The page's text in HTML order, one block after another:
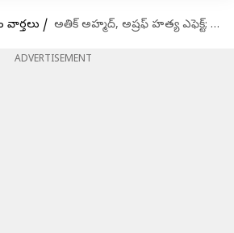
/ అతిక్ అహ్మద్, అష్రఫ్ హత్య ఎఫెక్ట్; ఐదుగురు యూపీ పోలీసులు సస్పెండ్
ADVERTISEMENT